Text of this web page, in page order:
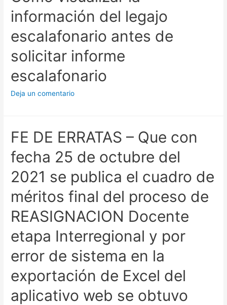
información del legajo
escalafonario antes de
solicitar informe
escalafonario
Deja un comentario
FE DE ERRATAS – Que con
fecha 25 de octubre del
2021 se publica el cuadro de
méritos final del proceso de
REASIGNACION Docente
etapa Interregional y por
error de sistema en la
exportación de Excel del
aplicativo web se obtuvo